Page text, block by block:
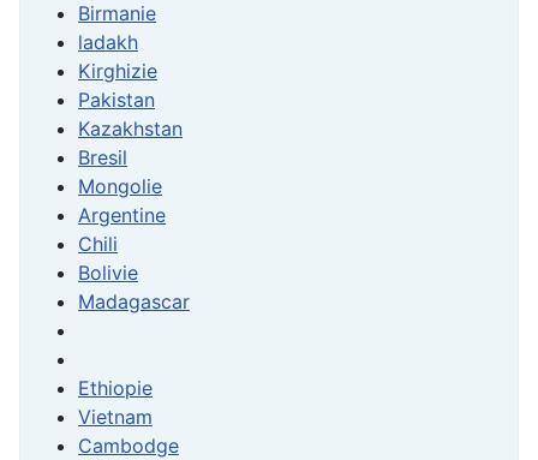
Birmanie
ladakh
Kirghizie
Pakistan
Kazakhstan
Bresil
Mongolie
Argentine
Chili
Bolivie
Madagascar
Ethiopie
Vietnam
Cambodge